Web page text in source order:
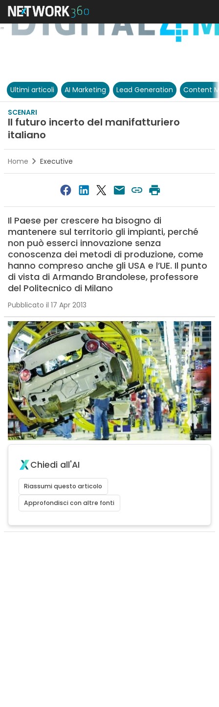
Ultimi articoli AI Marketing Lead Generation Content
SCENARI
Il futuro incerto del manifatturiero
italiano
Home Executive
Il Paese per crescere ha bisogno di
mantenere sul territorio gli impianti, perché
non può esserci innovazione senza
conoscenza dei metodi di produzione, come
hanno compreso anche gli USA e l’UE. Il punto
di vista di Armando Brandolese, professore
del Politecnico di Milano
Pubblicato il 17 Apr 2013
Chiedi all'AI
Riassumi questo articolo
Approfondisci con altre fonti